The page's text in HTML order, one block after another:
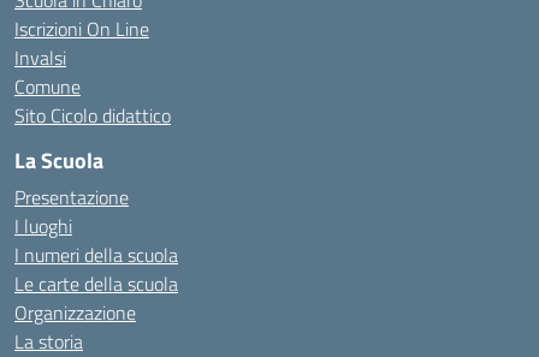
Iscrizioni On Line
Invalsi
Comune
Sito Cicolo didattico
La Scuola
Presentazione
I luoghi
I numeri della scuola
Le carte della scuola
Organizzazione
La storia